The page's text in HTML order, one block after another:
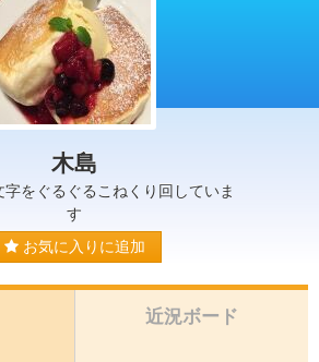
木島
をぐるぐるこねくり回していま
す
お気に入りに追加
近況ボード